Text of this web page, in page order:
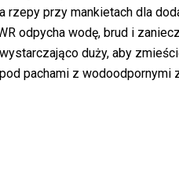
rzepy przy mankietach dla
odpycha wodę, brud i
duży, aby
pachami z wodoodpornymi